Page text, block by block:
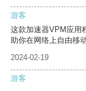
游客
这款加速器VPM应用
助你在网络上自由移动
2024-02-19
游客